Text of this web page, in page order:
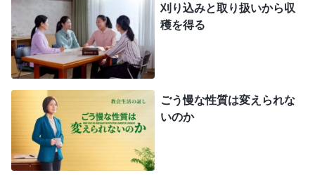
ことだ。あなたは他の人ほど賢くないどころか、理
知ある地上の誰にも増して、ほれぼれするほど愚か
だとさえ言えるだろう。なぜなら、あなたは自分を
過大評価しており、わたしの行動の些細な点まで見
抜けるとでもいうように、いまだかつて劣等感をも
ったことなどないからだ。しかし実際には、あなた
は根本的に理知を欠いた人である。なぜなら、わた
しが何を行なうつもりなのかをまったく知らず、ま
刈り込みと取り扱いから収
穫を得る
ごう慢な性質は変えられな
いのか